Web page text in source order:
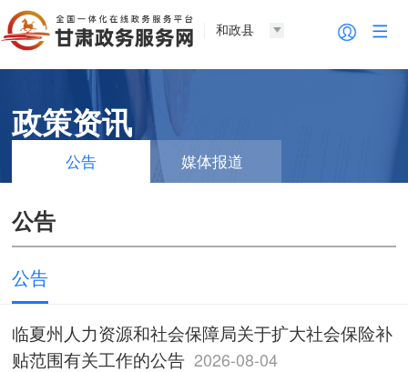
和政县
政策资讯
公告 媒体报道
公告
公告
临夏州人力资源和社会保障局关于扩大社会保险补
贴范围有关工作的公告 2026-08-04